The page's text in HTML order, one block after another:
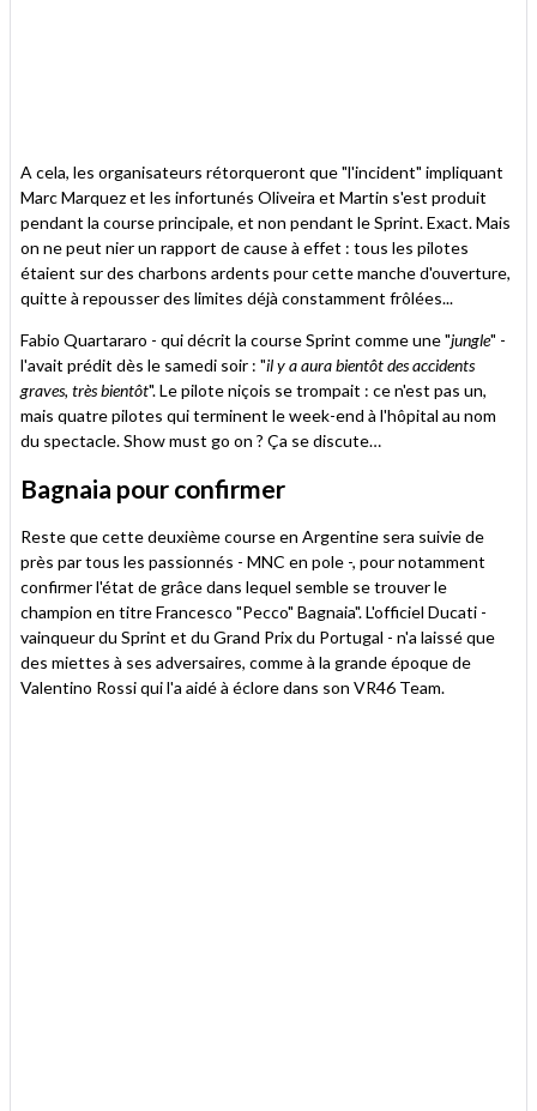
A cela, les organisateurs rétorqueront que "l'incident" impliquant
Marc Marquez et les infortunés Oliveira et Martin s'est produit
pendant la course principale, et non pendant le Sprint. Exact. Mais
on ne peut nier un rapport de cause à effet : tous les pilotes
étaient sur des charbons ardents pour cette manche d'ouverture,
quitte à repousser des limites déjà constamment frôlées...
Fabio Quartararo - qui décrit la course Sprint comme une "jungle" -
l'avait prédit dès le samedi soir : "il y a aura bientôt des accidents
graves, très bientôt". Le pilote niçois se trompait : ce n'est pas un,
mais quatre pilotes qui terminent le week-end à l'hôpital au nom
du spectacle. Show must go on ? Ça se discute…
Bagnaia pour confirmer
Reste que cette deuxième course en Argentine sera suivie de
près par tous les passionnés - MNC en pole -, pour notamment
confirmer l'état de grâce dans lequel semble se trouver le
champion en titre Francesco "Pecco" Bagnaia". L'officiel Ducati -
vainqueur du Sprint et du Grand Prix du Portugal - n'a laissé que
des miettes à ses adversaires, comme à la grande époque de
Valentino Rossi qui l'a aidé à éclore dans son VR46 Team.